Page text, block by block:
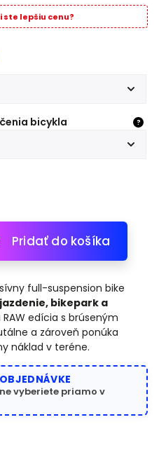
ste lepšiu cenu?
bicykla ?
Pridať do košíka
full-suspension bike
bikepark a
edícia s brúseným
a zároveň ponúka
náklad v teréne.
vyberiete priamo v